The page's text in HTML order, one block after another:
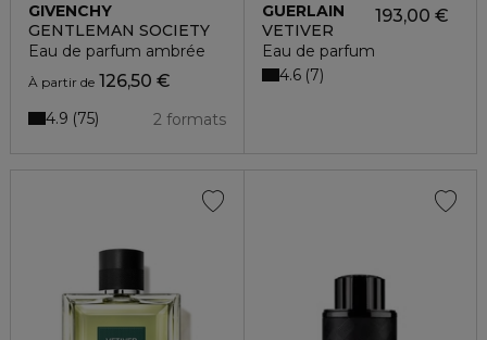
GIVENCHY
GENTLEMAN SOCIETY
Eau de parfum ambrée
À partir de 126,50 €
2 formats
4.9 75
GUERLAIN
VETIVER
Eau de parfum
193,00 €
4.6 7